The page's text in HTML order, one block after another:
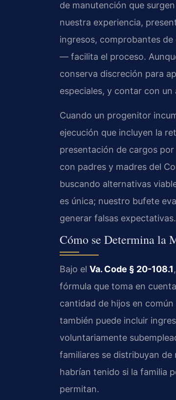
de manutención que
nuestra experiencia,
ingresos, comprobantes
— facilita el proceso.
conserva discreción para
especiales, y contar con
Cuando un progenitor
ejecución que incluyen la
presentación de cargos
con padres y madres del
buscando alternativas
es única; nuestro bufete
generar falsas expectativas.
Cómo se Determina la
Bajo el Va. Code § 20-108.1
fórmula que toma en
cantidad de hijos en
también puede incluir
voluntariamente
familiares se distribuyan de
habrían tenido si la familia
permitan.